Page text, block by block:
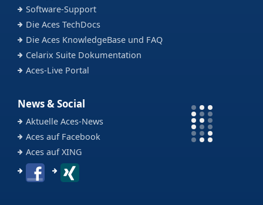
Software-Support
Die Aces TechDocs
Die Aces KnowledgeBase und FAQ
Celarix Suite Dokumentation
Aces-Live Portal
News & Social
Aktuelle Aces-News
Aces auf Facebook
Aces auf XING